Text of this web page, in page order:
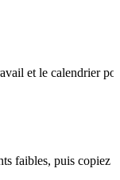
et le calendrier
faibles, puis